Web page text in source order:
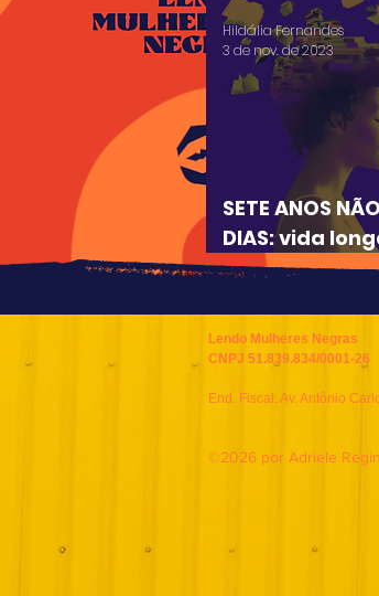
SETE ANOS
DIAS: vida
Lendo
Hildália Fernandes
3 de nov. de 2023
Lendo Mulheres Negras
CNPJ 51.839.834/0001-26
End. Fiscal: Av. Antônio
©2026 por Adriele